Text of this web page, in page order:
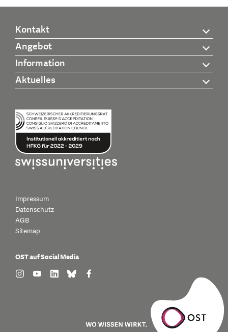
Kontakt
Angebot
Information
Aktuelles
Impressum
Datenschutz
AGB
Sitemap
OST auf Social Media
find us on: instagram
find us on: youtube
find us on: linkedin
find us on: bluesky
find us on: facebook